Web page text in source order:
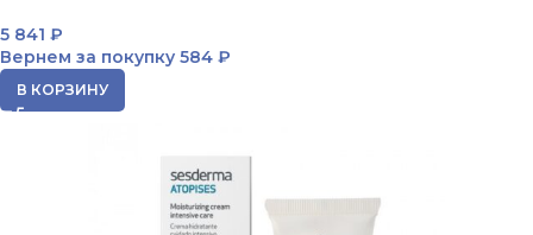
5 841 ₽
Вернем за покупку 584 ₽
В КОРЗИНУ